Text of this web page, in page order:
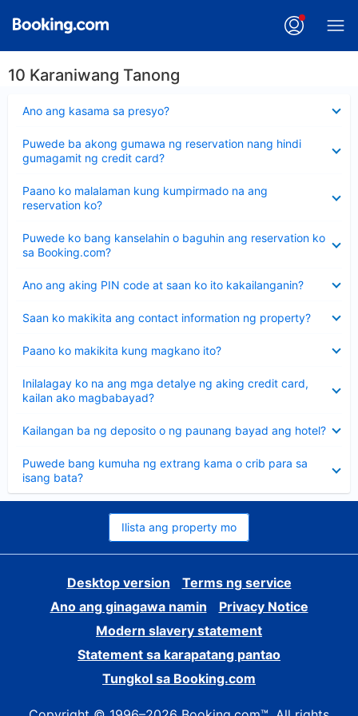
10 Karaniwang Tanong
Ano ang kasama sa presyo?
ang
Puwede ba akong gumawa ng reservation nang hindi
gumagamit ng credit card?
ang
sagot
Paano ko malalaman kung kumpirmado na ang
reservation ko?
ang
sagot
Puwede ko bang kanselahin o baguhin ang reservation ko
sa Booking.com?
ang
sagot
Ano ang aking PIN code at saan ko ito kakailanganin?
ang
Saan ko makikita ang contact information ng property?
ang
Paano ko makikita kung magkano ito?
ang
Inilalagay ko na ang mga detalye ng aking credit card,
kailan ako magbabayad?
ang
sagot
Kailangan ba ng deposito o ng paunang bayad ang hotel?
ang
Puwede bang kumuha ng extrang kama o crib para sa
isang bata?
ang
sagot
Ilista ang property mo
Desktop version
Terms ng service
Ano ang ginagawa namin
Privacy Notice
Modern slavery statement
Statement sa karapatang pantao
Tungkol sa Booking.com